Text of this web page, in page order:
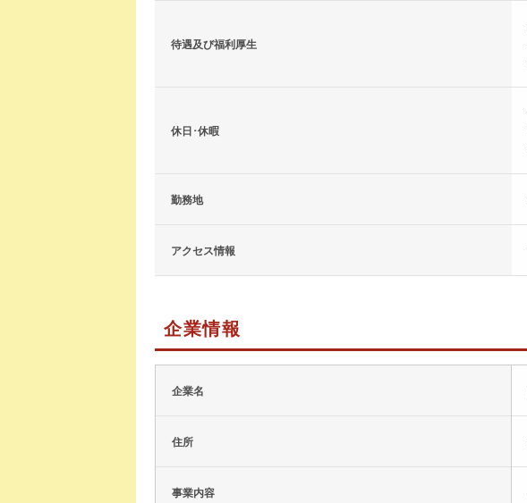
待遇及び福利厚生
休日･休暇
勤務地
アクセス情報
企業情報
企業名
住所
事業内容